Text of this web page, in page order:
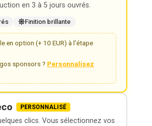
en 3 à 5 jours ouvrés.
Finition brillante
en option (+ 10 EUR) à l'étape
sponsors ? Personnalisez
PERSONNALISÉ
clics. Vous sélectionnez vos